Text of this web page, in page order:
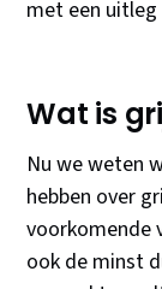
met een uitleg
Wat is
Nu we weten
hebben over
voorkomende
ook de minst